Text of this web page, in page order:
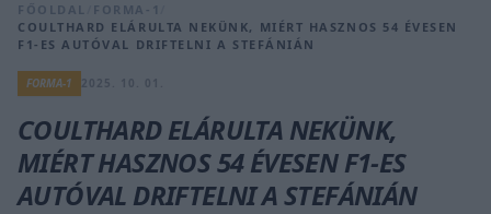
FŐOLDAL FORMA-1
COULTHARD ELÁRULTA NEKÜNK, MIÉRT HASZNOS 54 ÉVESEN
F1-ES AUTÓVAL DRIFTELNI A STEFÁNIÁN
FORMA-1
COULTHARD ELÁRULTA NEKÜNK,
MIÉRT HASZNOS 54 ÉVESEN F1-ES
AUTÓVAL DRIFTELNI A STEFÁNIÁN